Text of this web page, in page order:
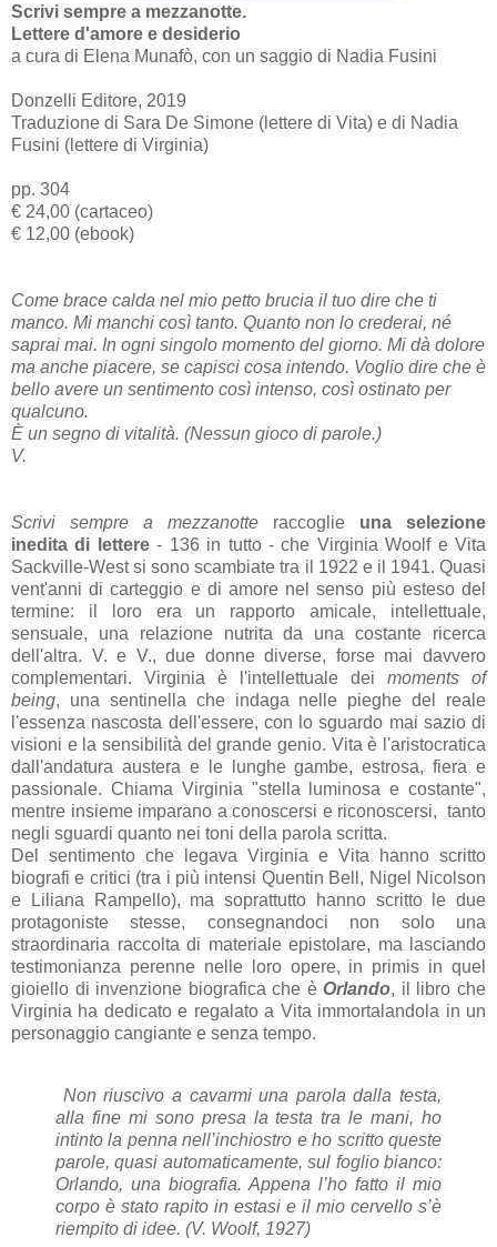
Scrivi sempre a mezzanotte.
Lettere d'amore e desiderio
a cura di Elena Munafò, con un saggio di Nadia Fusini
Donzelli Editore, 2019
Traduzione di Sara De Simone (lettere di Vita) e di Nadia
Fusini (lettere di Virginia)
pp. 304
€ 24,00 (cartaceo)
€ 12,00 (ebook)
Come brace calda nel mio petto brucia il tuo dire che ti
manco. Mi manchi così tanto. Quanto non lo crederai, né
saprai mai. In ogni singolo momento del giorno. Mi dà dolore
ma anche piacere, se capisci cosa intendo. Voglio dire che è
bello avere un sentimento così intenso, così ostinato per
qualcuno.
È un segno di vitalità. (Nessun gioco di parole.)
V.
Scrivi sempre a mezzanotte raccoglie una selezione
inedita di lettere- 136 in tutto - che Virginia Woolf e Vita
Sackville-West si sono scambiate tra il 1922 e il 1941. Quasi
vent'anni di carteggio e di amore nel senso più esteso del
termine: il loro era un rapporto amicale, intellettuale,
sensuale, una relazione nutrita da una costante ricerca
dell'altra. V. e V., due donne diverse, forse mai davvero
complementari. Virginia è l'intellettuale dei moments of
being, una sentinella che indaga nelle pieghe del reale
l'essenza nascosta dell'essere, con lo sguardo mai sazio di
visioni e la sensibilità del grande genio. Vita è l'aristocratica
dall'andatura austera e le lunghe gambe, estrosa, fiera e
passionale. Chiama Virginia "stella luminosa e costante",
mentre insieme imparano a conoscersi e riconoscersi, tanto
negli sguardi quanto nei toni della parola scritta.
Del sentimento che legava Virginia e Vita hanno scritto
biografi e critici (tra i più intensi Quentin Bell, Nigel Nicolson
e Liliana Rampello), ma soprattutto hanno scritto le due
protagoniste stesse, consegnandoci non solo una
straordinaria raccolta di materiale epistolare, ma lasciando
testimonianza perenne nelle loro opere, in primis in quel
gioiello di invenzione biografica che èOrlando, il libro che
Virginia ha dedicato e regalato a Vita immortalandola in un
personaggio cangiante e senza tempo.
Non riuscivo a cavarmi una parola dalla testa,
alla fine mi sono presa la testa tra le mani, ho
intinto la penna nell’inchiostro e ho scritto queste
parole, quasi automaticamente, sul foglio bianco:
Orlando, una biografia. Appena l’ho fatto il mio
corpo è stato rapito in estasi e il mio cervello s’è
riempito di idee. (V. Woolf, 1927)